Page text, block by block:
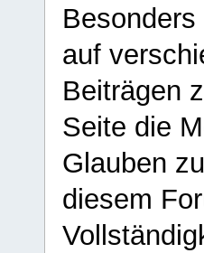
auf
Beiträgen
Seite die
Glauben
diesem